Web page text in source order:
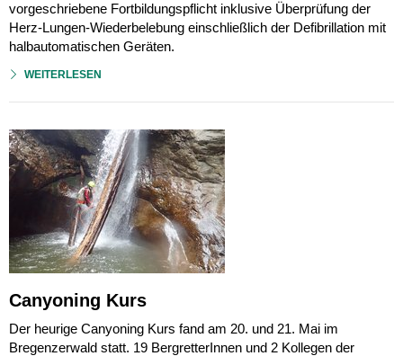
vorgeschriebene Fortbildungspflicht inklusive Überprüfung der
Herz-Lungen-Wiederbelebung einschließlich der Defibrillation mit
halbautomatischen Geräten.
WEITERLESEN
Canyoning Kurs
Der heurige Canyoning Kurs fand am 20. und 21. Mai im
Bregenzerwald statt. 19 BergretterInnen und 2 Kollegen der